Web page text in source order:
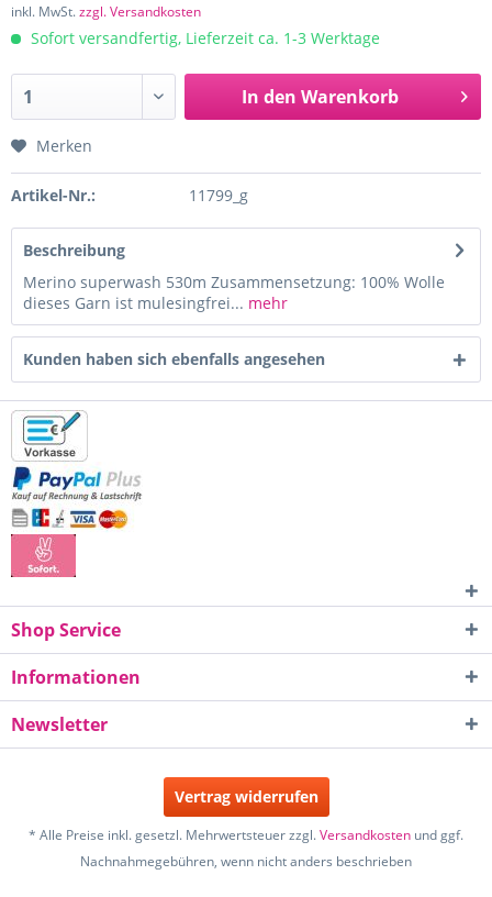
inkl. MwSt.zzgl. Versandkosten
Sofort versandfertig, Lieferzeit ca. 1-3 Werktage
In den Warenkorb
Merken
Artikel-Nr.: 11799_g
Beschreibung
Merino superwash 530m Zusammensetzung: 100% Wolle
dieses Garn ist mulesingfrei... mehr
Kunden haben sich ebenfalls angesehen
Shop Service
Informationen
Newsletter
Vertrag widerrufen
* Alle Preise inkl. gesetzl. Mehrwertsteuer zzgl.Versandkosten und ggf.
Nachnahmegebühren, wenn nicht anders beschrieben